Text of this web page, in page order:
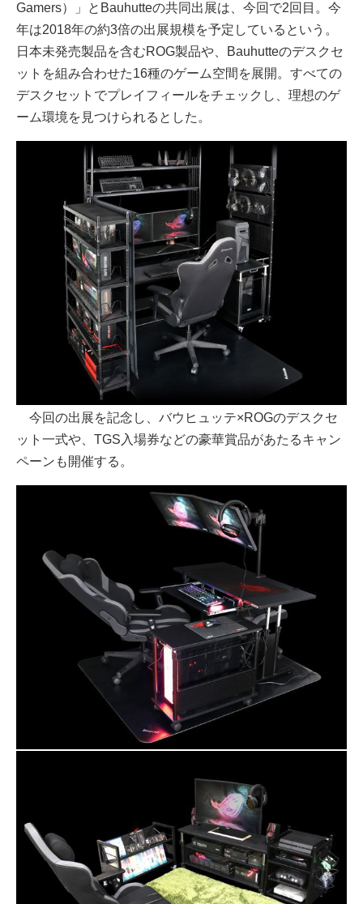
Gamers）」とBauhutteの共同出展は、今回で2回目。今
年は2018年の約3倍の出展規模を予定しているという。
日本未発売製品を含むROG製品や、Bauhutteのデスクセ
ットを組み合わせた16種のゲーム空間を展開。すべての
デスクセットでプレイフィールをチェックし、理想のゲ
ーム環境を見つけられるとした。
今回の出展を記念し、バウヒュッテ×ROGのデスクセ
ット一式や、TGS入場券などの豪華賞品があたるキャン
ペーンも開催する。